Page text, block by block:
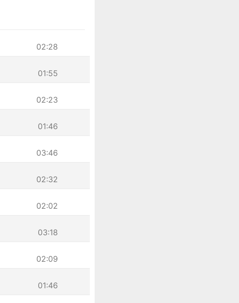
02:28
01:55
02:23
01:46
03:46
02:32
02:02
03:18
02:09
01:46